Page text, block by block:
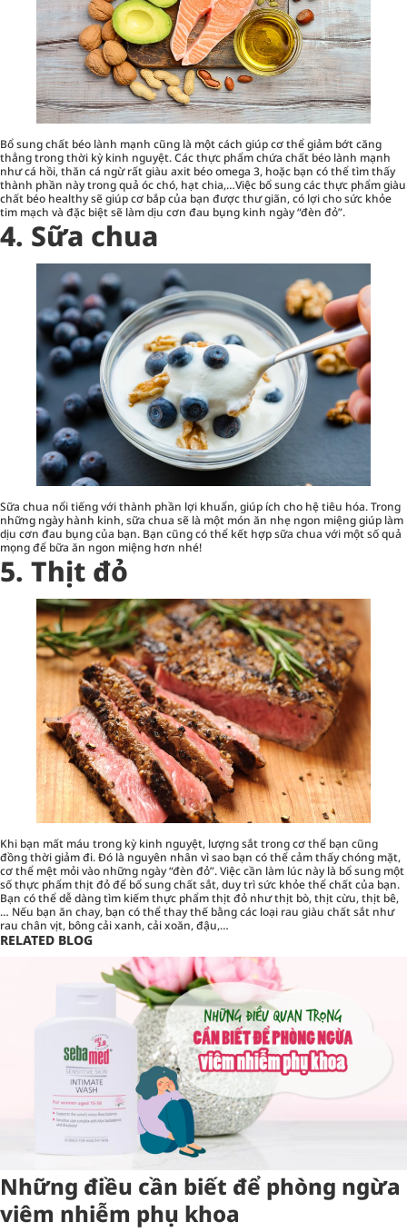
Bổ sung chất béo lành mạnh cũng là một cách giúp cơ thể giảm bớt căng
thẳng trong thời kỳ kinh nguyệt. Các thực phẩm chứa chất béo lành mạnh
như cá hồi, thăn cá ngừ rất giàu axit béo omega 3, hoặc bạn có thể tìm thấy
thành phần này trong quả óc chó, hạt chia,…Việc bổ sung các thực phẩm giàu
chất béo healthy sẽ giúp cơ bắp của bạn được thư giãn, có lợi cho sức khỏe
tim mạch và đặc biệt sẽ làm dịu cơn đau bụng kinh ngày “đèn đỏ”.
4. Sữa chua
Sữa chua nổi tiếng với thành phần lợi khuẩn, giúp ích cho hệ tiêu hóa. Trong
những ngày hành kinh, sữa chua sẽ là một món ăn nhẹ ngon miệng giúp làm
dịu cơn đau bụng của bạn. Bạn cũng có thể kết hợp sữa chua với một số quả
mọng để bữa ăn ngon miệng hơn nhé!
5. Thịt đỏ
Khi bạn mất máu trong kỳ kinh nguyệt, lượng sắt trong cơ thể bạn cũng
đồng thời giảm đi. Đó là nguyên nhân vì sao bạn có thể cảm thấy chóng mặt,
cơ thể mệt mỏi vào những ngày “đèn đỏ”. Việc cần làm lúc này là bổ sung một
số thực phẩm thịt đỏ để bổ sung chất sắt, duy trì sức khỏe thể chất của bạn.
Bạn có thể dễ dàng tìm kiếm thực phẩm thịt đỏ như thịt bò, thịt cừu, thịt bê,
… Nếu bạn ăn chay, bạn có thể thay thế bằng các loại rau giàu chất sắt như
rau chân vịt, bông cải xanh, cải xoăn, đậu,…
RELATED BLOG
Những điều cần biết để phòng ngừa
viêm nhiễm phụ khoa